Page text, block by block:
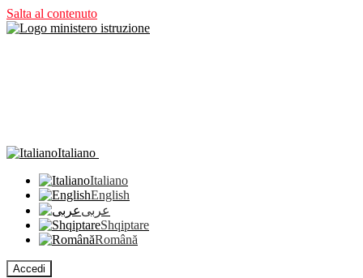
Salta al contenuto
Italiano
Italiano
English
عربى
Shqiptare
Română
Accedi